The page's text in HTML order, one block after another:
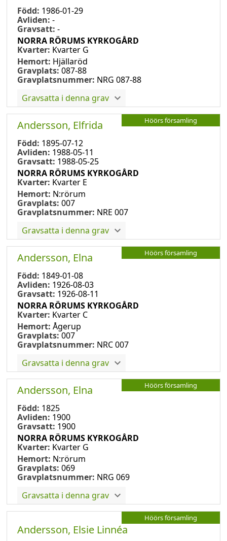
Född: 1986-01-29
Avliden: -
Gravsatt: -
NORRA RÖRUMS KYRKOGÅRD
Kvarter: Kvarter G
Hemort: Hjällaröd
Gravplats: 087-88
Gravplatsnummer: NRG 087-88
Gravsatta i denna grav
Höörs församling
Andersson, Elfrida
Född: 1895-07-12
Avliden: 1988-05-11
Gravsatt: 1988-05-25
NORRA RÖRUMS KYRKOGÅRD
Kvarter: Kvarter E
Hemort: N:rörum
Gravplats: 007
Gravplatsnummer: NRE 007
Gravsatta i denna grav
Höörs församling
Andersson, Elna
Född: 1849-01-08
Avliden: 1926-08-03
Gravsatt: 1926-08-11
NORRA RÖRUMS KYRKOGÅRD
Kvarter: Kvarter C
Hemort: Ågerup
Gravplats: 007
Gravplatsnummer: NRC 007
Gravsatta i denna grav
Höörs församling
Andersson, Elna
Född: 1825
Avliden: 1900
Gravsatt: 1900
NORRA RÖRUMS KYRKOGÅRD
Kvarter: Kvarter G
Hemort: N:rörum
Gravplats: 069
Gravplatsnummer: NRG 069
Gravsatta i denna grav
Höörs församling
Andersson, Elsie Linnéa